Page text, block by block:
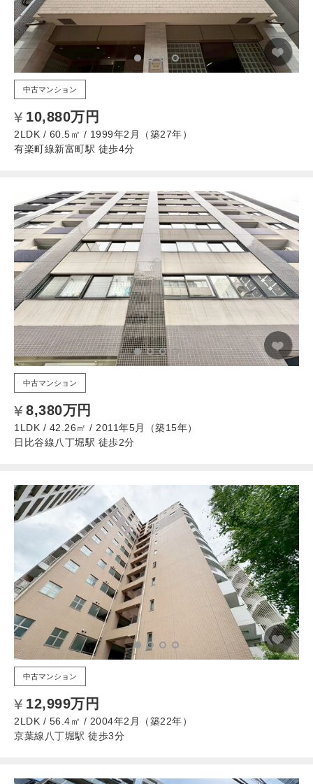
中古マンション
10,880万円
2LDK / 60.5㎡ / 1999年2月（築27年）
有楽町線新富町駅 徒歩4分
中古マンション
8,380万円
1LDK / 42.26㎡ / 2011年5月（築15年）
日比谷線八丁堀駅 徒歩2分
中古マンション
12,999万円
2LDK / 56.4㎡ / 2004年2月（築22年）
京葉線八丁堀駅 徒歩3分